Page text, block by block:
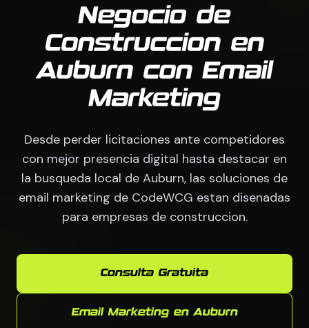
Negocio de
Construccion en
Auburn con Email
Marketing
Desde perder licitaciones ante competidores
con mejor presencia digital hasta destacar en
la busqueda local de Auburn, las soluciones de
email marketing de CodeWCG estan disenadas
para empresas de construccion.
Consulta Gratuita
Email Marketing en Auburn